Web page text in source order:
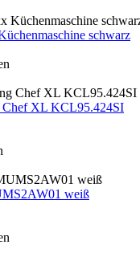
schwarz
XL KCL95.424SI
weiß